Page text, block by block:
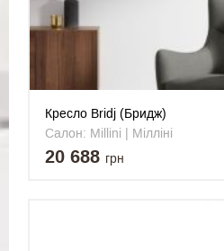
Кресло Bridj (Бридж)
Салон: Millini | Мілліні
20 688 грн